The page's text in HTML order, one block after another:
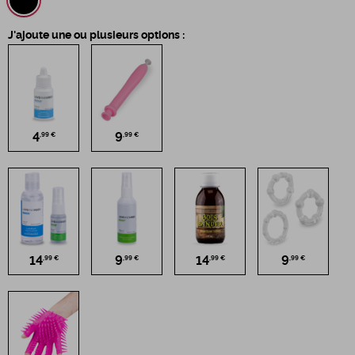
J'ajoute une ou plusieurs options :
4,99 € 9,99 €
14,99 € 9,99 € 14,99 € 9,99 €